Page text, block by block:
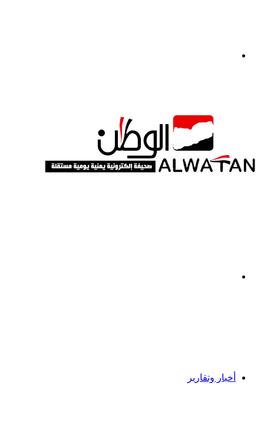
أخبار وتقارير